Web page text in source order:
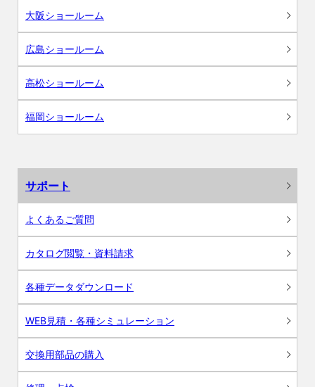
大阪ショールーム
広島ショールーム
高松ショールーム
福岡ショールーム
サポート
よくあるご質問
カタログ閲覧・資料請求
各種データダウンロード
WEB見積・各種シミュレーション
交換用部品の購入